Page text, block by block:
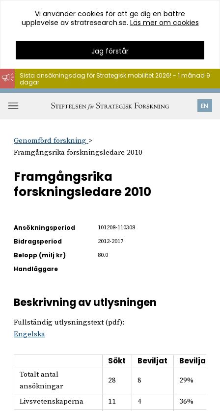
Hoppa
till
innehåll
Vi använder cookies för att ge dig en bättre
upplevelse av stratresearch.se. Läs mer om cookies
Jag förstår
EN
Sista ansökningsdag för Strategisk mobilitet 2026! - 1 månad 9
dagar
Genomförd forskning
Framgångsrika forskningsledare 2010
Framgångsrika
forskningsledare 2010
Ansökningsperiod 101208-110308
Bidragsperiod 2012-2017
Belopp (milj kr) 80.0
Handläggare
Beskrivning av utlysningen
Fullständig utlysningstext (pdf):
Engelska
Sökt Beviljat Beviljat i
Totalt antal
ansökningar
28 8 29%
Livsvetenskaperna 11 4
36%